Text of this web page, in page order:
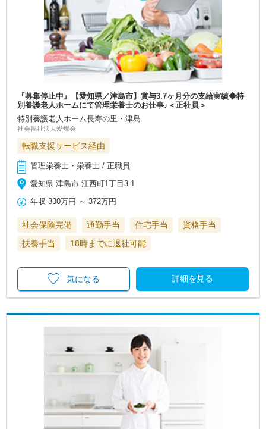
『募集停止中』【愛知県／津島市】賞与3.7ヶ月分の支給実績◆特
別養護老人ホームにて管理栄養士のお仕事♪＜正社員＞
特別養護老人ホーム長寿の里・津島
社会福祉法人愛燦会
転職支援サービス経由
管理栄養士・栄養士 / 正職員
愛知県 津島市 江西町1丁目3-1
年収 330万円 ～372万円
社会保険完備 通勤手当 住宅手当
資格手当
扶養手当
18時までに退社可能
詳細を見る
気になる